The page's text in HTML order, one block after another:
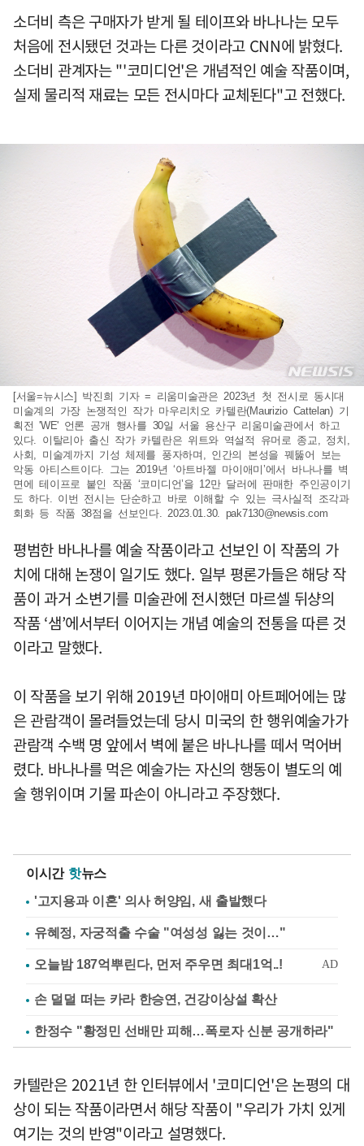
소더비 측은 구매자가 받게 될 테이프와 바나나는 모두
처음에 전시됐던 것과는 다른 것이라고 CNN에 밝혔다.
소더비 관계자는 "'코미디언'은 개념적인 예술 작품이며,
실제 물리적 재료는 모든 전시마다 교체된다"고 전했다.
[서울=뉴시스] 박진희 기자 = 리움미술관은 2023년 첫 전시로 동시대
미술계의 가장 논쟁적인 작가 마우리치오 카텔란(Maurizio Cattelan) 기
획전 'WE' 언론 공개 행사를 30일 서울 용산구 리움미술관에서 하고
있다. 이탈리아 출신 작가 카텔란은 위트와 역설적 유머로 종교, 정치,
사회, 미술계까지 기성 체제를 풍자하며, 인간의 본성을 꿰뚫어 보는
악동 아티스트이다. 그는 2019년 ‘아트바젤 마이애미’에서 바나나를 벽
면에 테이프로 붙인 작품 ‘코미디언’을 12만 달러에 판매한 주인공이기
도 하다. 이번 전시는 단순하고 바로 이해할 수 있는 극사실적 조각과
회화 등 작품 38점을 선보인다. 2023.01.30. pak7130@newsis.com
평범한 바나나를 예술 작품이라고 선보인 이 작품의 가
치에 대해 논쟁이 일기도 했다. 일부 평론가들은 해당 작
품이 과거 소변기를 미술관에 전시했던 마르셀 뒤샹의
작품 ‘샘’에서부터 이어지는 개념 예술의 전통을 따른 것
이라고 말했다.
이 작품을 보기 위해 2019년 마이애미 아트페어에는 많
은 관람객이 몰려들었는데 당시 미국의 한 행위예술가가
관람객 수백 명 앞에서 벽에 붙은 바나나를 떼서 먹어버
렸다. 바나나를 먹은 예술가는 자신의 행동이 별도의 예
술 행위이며 기물 파손이 아니라고 주장했다.
이시간 핫뉴스
'고지용과 이혼' 의사 허양임, 새 출발했다
유혜정, 자궁적출 수술 "여성성 잃는 것이…"
손 덜덜 떠는 카라 한승연, 건강이상설 확산
한정수 "황정민 선배만 피해…폭로자 신분 공개하라"
카텔란은 2021년 한 인터뷰에서 '코미디언'은 논평의 대
상이 되는 작품이라면서 해당 작품이 "우리가 가치 있게
여기는 것의 반영"이라고 설명했다.